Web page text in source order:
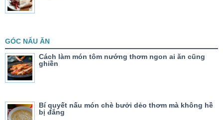
GÓC NẤU ĂN
Cách làm món tôm nướng thơm ngon ai ăn cũng
ghiền
Bí quyết nấu món chè bưởi dẻo thơm mà không hề
bị đắng